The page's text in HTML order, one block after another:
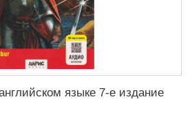
языке 7-е издание